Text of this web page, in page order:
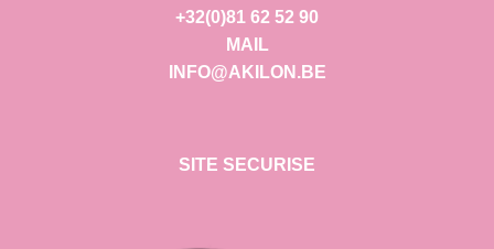
+32(0)81 62 52 90
MAIL
INFO@AKILON.BE
SITE SECURISE